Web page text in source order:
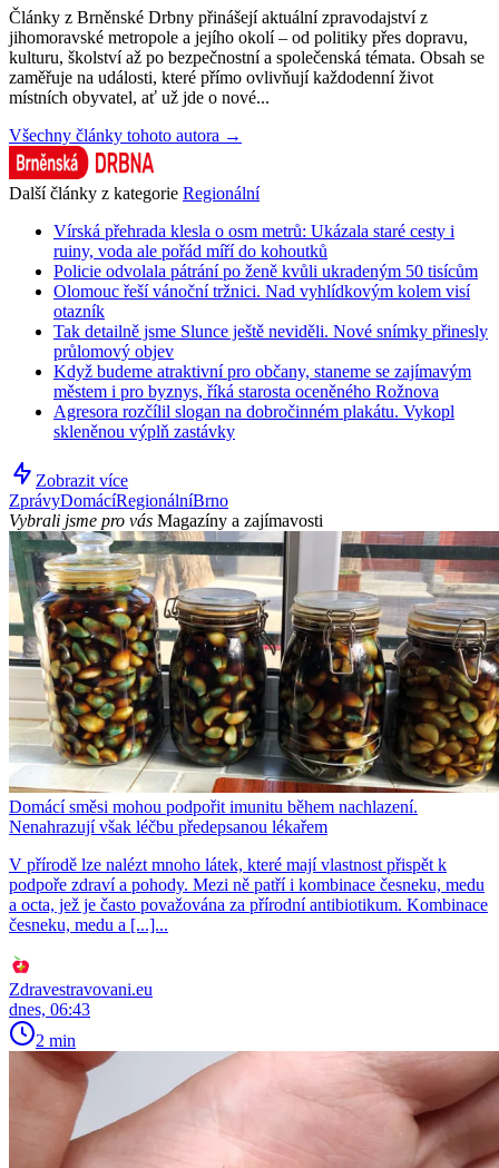
Články z Brněnské Drbny přinášejí aktuální zpravodajství z
jihomoravské metropole a jejího okolí – od politiky přes dopravu,
kulturu, školství až po bezpečnostní a společenská témata. Obsah se
zaměřuje na události, které přímo ovlivňují každodenní život
místních obyvatel, ať už jde o nové...
Všechny články tohoto autora →
Další články z kategorie Regionální
Vírská přehrada klesla o osm metrů: Ukázala staré cesty i
ruiny, voda ale pořád míří do kohoutků
Policie odvolala pátrání po ženě kvůli ukradeným 50 tisícům
Olomouc řeší vánoční tržnici. Nad vyhlídkovým kolem visí
otazník
Tak detailně jsme Slunce ještě neviděli. Nové snímky přinesly
průlomový objev
Když budeme atraktivní pro občany, staneme se zajímavým
městem i pro byznys, říká starosta oceněného Rožnova
Agresora rozčílil slogan na dobročinném plakátu. Vykopl
skleněnou výplň zastávky
Zobrazit více
ZprávyDomácíRegionálníBrno
Vybrali jsme pro vás Magazíny a zajímavosti
Domácí směsi mohou podpořit imunitu během nachlazení.
Nenahrazují však léčbu předepsanou lékařem
V přírodě lze nalézt mnoho látek, které mají vlastnost přispět k
podpoře zdraví a pohody. Mezi ně patří i kombinace česneku, medu
a octa, jež je často považována za přírodní antibiotikum. Kombinace
česneku, medu a [...]...
Zdravestravovani.eu
dnes, 06:43
2 min